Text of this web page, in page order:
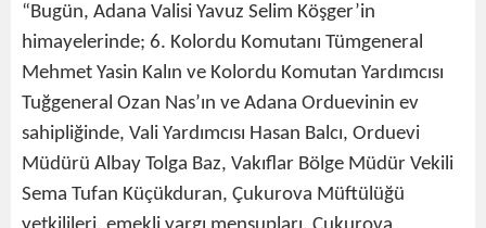
“Bugün, Adana Valisi Yavuz Selim Köşger’in
himayelerinde; 6. Kolordu Komutanı Tümgeneral
Mehmet Yasin Kalın ve Kolordu Komutan Yardımcısı
Tuğgeneral Ozan Nas’ın ve Adana Orduevinin ev
sahipliğinde, Vali Yardımcısı Hasan Balcı, Orduevi
Müdürü Albay Tolga Baz, Vakıflar Bölge Müdür Vekili
Sema Tufan Küçükduran, Çukurova Müftülüğü